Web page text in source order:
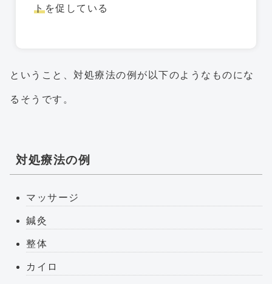
トを促している
ということ、対処療法の例が以下のようなものにな
るそうです。
対処療法の例
マッサージ
鍼灸
整体
カイロ